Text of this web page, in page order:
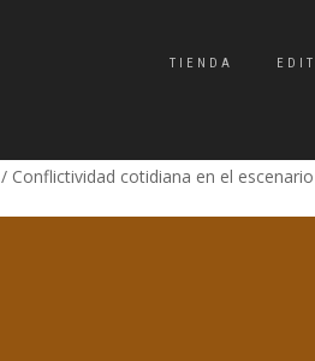
TIENDA
/ Conflictividad cotidiana en el